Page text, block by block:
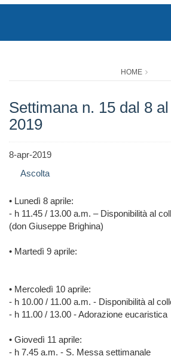
HOME
Settimana n. 15 dal 8
2019
8-apr-2019
Ascolta
• Lunedì 8 aprile:
- h 11.45 / 13.00 a.m. – Disponibilità al
(don Giuseppe Brighina)
• Martedì 9 aprile:
• Mercoledì 10 aprile:
- h 10.00 / 11.00 a.m. - Disponibilità al
- h 11.00 / 13.00 - Adorazione eucaristica
• Giovedì 11 aprile:
- h 7.45 a.m. - S. Messa settimanale